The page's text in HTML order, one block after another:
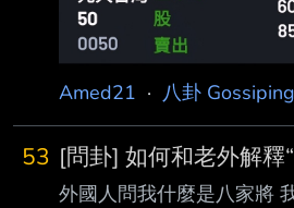
Amed21 · 八卦 Gossiping
53 [問卦] 如何和老外解釋
外國人問我什麼是八家將